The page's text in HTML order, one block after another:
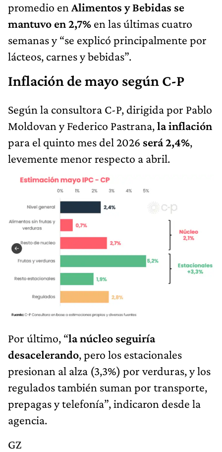
promedio enAlimentos y Bebidas se
mantuvo en 2,7% en las últimas cuatro
semanas y “se explicó principalmente por
lácteos, carnes y bebidas”.
Inflación de mayo según C-P
Según la consultora C-P, dirigida por Pablo
Moldovan y Federico Pastrana,la inflación
para el quinto mes del 2026 será 2,4%,
levemente menor respecto a abril.
Por último, “la núcleo seguiría
desacelerando, pero los estacionales
presionan al alza (3,3%) por verduras, y los
regulados también suman por transporte,
prepagas y telefonía”, indicaron desde la
agencia.
GZ